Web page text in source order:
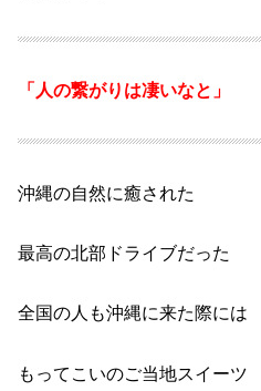
「人の繋がりは凄いなと」
沖縄の自然に癒された
最高の北部ドライブだった
全国の人も沖縄に来た際には
もってこいのご当地スイーツ